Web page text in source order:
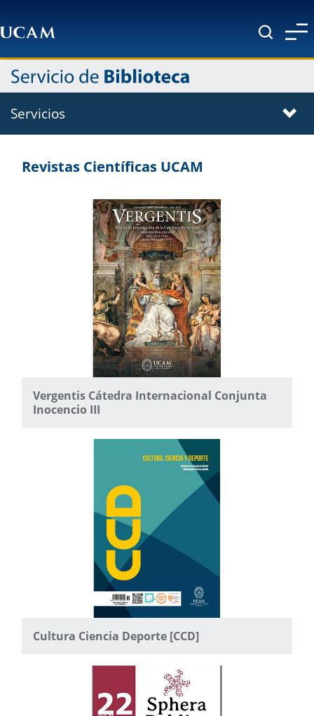
Servicios
Revistas Científicas UCAM
Vergentis Cátedra Internacional Conjunta
Inocencio III
Cultura Ciencia Deporte [CCD]